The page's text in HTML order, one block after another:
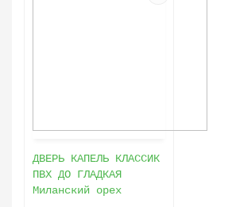
ДВЕРЬ КАПЕЛЬ КЛАССИК
ПВХ ДО ГЛАДКАЯ
Миланский орех